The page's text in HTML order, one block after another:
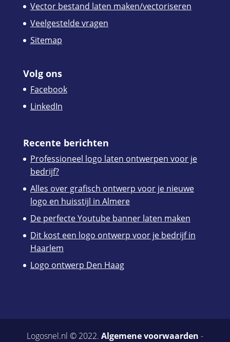
Vector bestand laten maken/vectoriseren
Veelgestelde vragen
Sitemap
Volg ons
Facebook
LinkedIn
Recente berichten
Professioneel logo laten ontwerpen voor je
bedrijf?
Alles over grafisch ontwerp voor je nieuwe
logo en huisstijl in Almere
De perfecte Youtube banner laten maken
Dit kost een logo ontwerp voor je bedrijf in
Haarlem
Logo ontwerp Den Haag
Logosnel.nl © 2022. Algemene voorwaarden -